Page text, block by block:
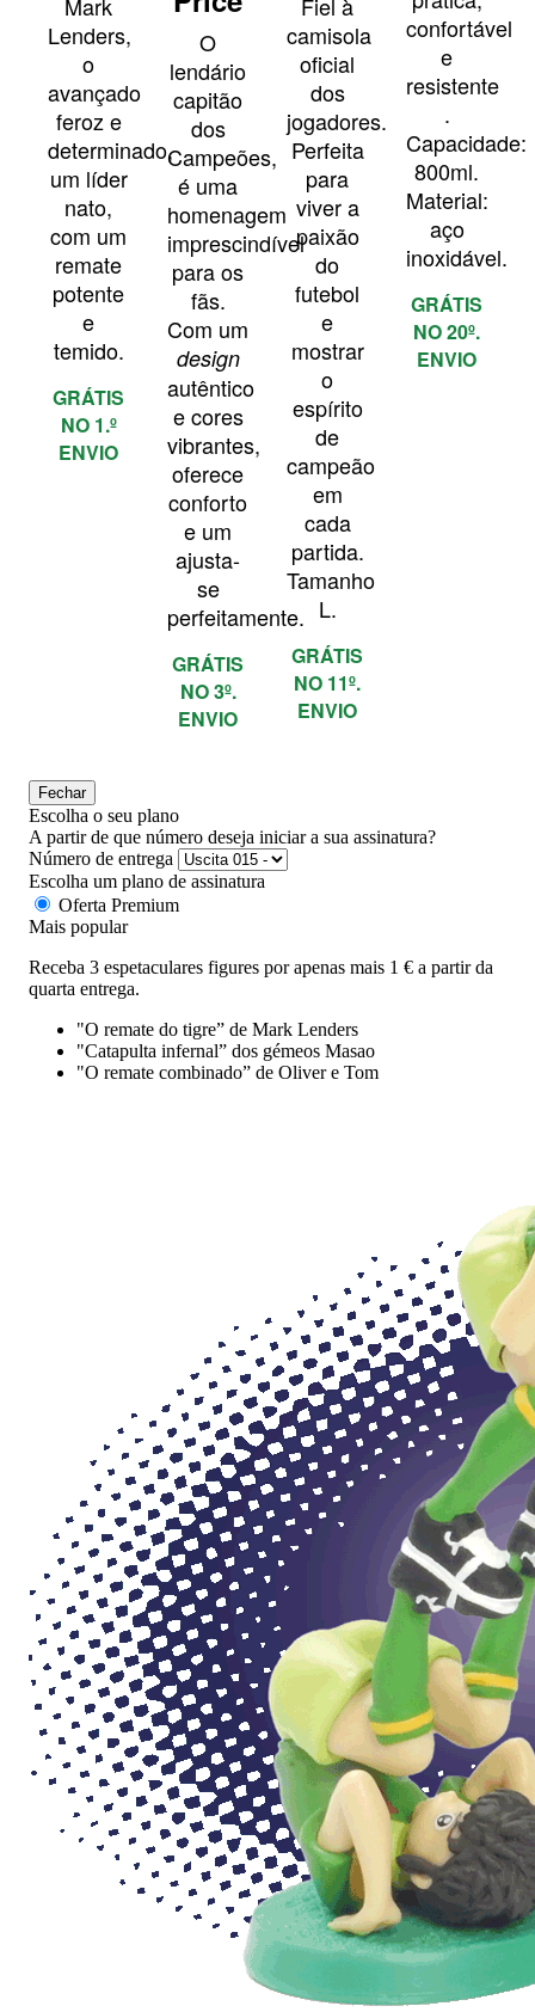
Lenders,
o
avançado
feroz e
determinado,
um líder
nato,
com um
remate
potente
e
temido.
GRÁTIS
NO 1.º
ENVIO
O
lendário
capitão
dos
Campeões,
é uma
homenagem
imprescindível
para os
fãs.
Com um
design
autêntico
e cores
vibrantes,
oferece
conforto
e um
ajusta-
se
perfeitamente.
GRÁTIS
NO 3º.
ENVIO
camisola
oficial
dos
jogadores.
Perfeita
para
viver a
paixão
do
futebol
e
mostrar
o
espírito
de
campeão
em
cada
partida.
Tamanho
L.
GRÁTIS
NO 11º.
ENVIO
confortável
e
resistente​
.
Capacidade:
800ml.​
Material:
aço
inoxidável.
GRÁTIS
NO 20º.
ENVIO
Fechar
Escolha o seu plano
A partir de que número deseja iniciar a sua assinatura?
Número de entrega
Escolha um plano de assinatura
Oferta Premium
Mais popular
Receba 3 espetaculares figures por apenas mais 1 € a partir da
quarta entrega.
"O remate do tigre” de Mark Lenders
"Catapulta infernal” dos gémeos Masao
"O remate combinado” de Oliver e Tom